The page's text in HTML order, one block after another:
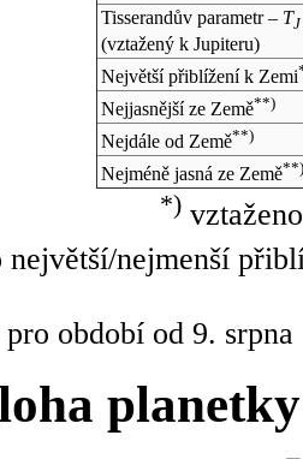
Tisserandův parametr – TJ
(vztažený k Jupiteru)
Největší přiblížení k Zemi
Nejjasnější ze Země**)
Nejdále od Země**)
Nejméně jasná ze Země**)
*)
nejmenší
období od 9.